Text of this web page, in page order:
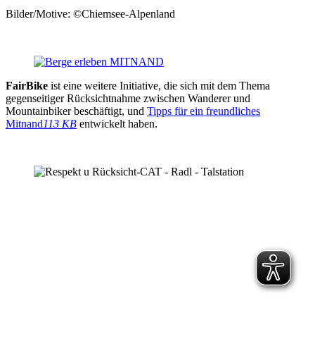
Bilder/Motive: ©Chiemsee-Alpenland
FairBike ist eine weitere Initiative, die sich mit dem Thema
gegenseitiger Rücksichtnahme zwischen Wanderer und
Mountainbiker beschäftigt, und Tipps für ein freundliches
Mitnand113 KB entwickelt haben.